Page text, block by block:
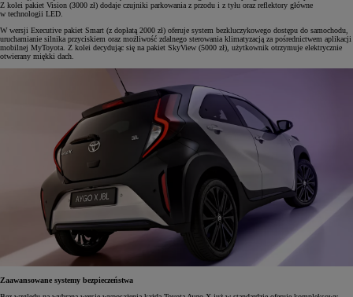
Z kolei pakiet Vision (3000 zł) dodaje czujniki parkowania z przodu i z tyłu oraz reflektory główne
w technologii LED.
W wersji Executive pakiet Smart (z dopłatą 2000 zł) oferuje system bezkluczykowego dostępu do samochodu,
uruchamianie silnika przyciskiem oraz możliwość zdalnego sterowania klimatyzacją za pośrednictwem aplikacji
mobilnej MyToyota. Z kolei decydując się na pakiet SkyView (5000 zł), użytkownik otrzymuje elektrycznie
otwierany miękki dach.
Zaawansowane systemy bezpieczeństwa